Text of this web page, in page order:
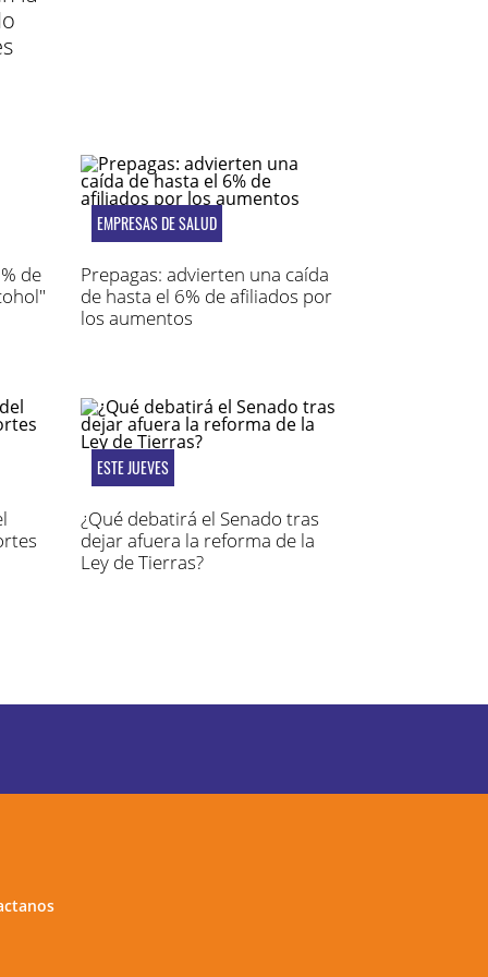
de
EMPRESAS DE SALUD
Prepagas: advierten una caída
de hasta el 6% de afiliados por
los aumentos
ESTE JUEVES
¿Qué debatirá el Senado tras
dejar afuera la reforma de la
Ley de Tierras?